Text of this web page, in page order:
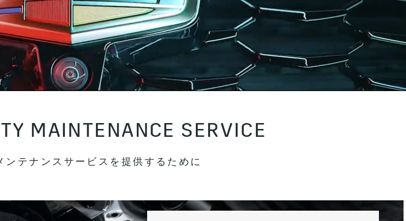
MAINTENANCE SERVICE
ンテナンスサービスを提供するために